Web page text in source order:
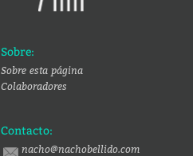
Sobre:
Sobre esta página
Colaboradores
Contacto:
nacho@nachobellido.com